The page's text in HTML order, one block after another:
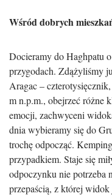
Wśród dobrych
Docieramy do Haghpatu
przygodach. Zdążyliśmy
Aragac –
m n.p.m., obejrzeć różne
emocji, zachwyceni
dnia wybieramy się do
trochę odpocząć.
przypadkiem. Staje się
odpoczynku nie potrzeba
przepaścią, z której widok